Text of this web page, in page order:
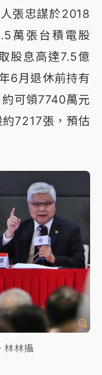
張忠謀於2018
萬張台積電股
股息高達7.5億
6月退休前持有
可領7740萬元
7217張，預估
林林攝